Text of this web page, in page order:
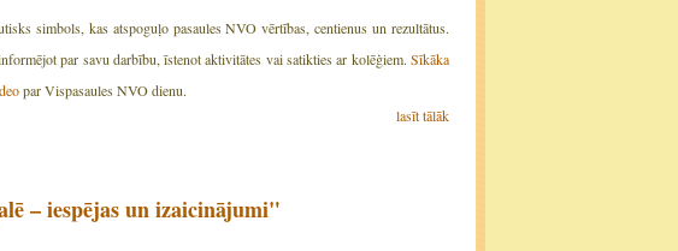
simbols, kas atspoguļo pasaules NVO vērtības, centienus un rezultātus.
par savu darbību, īstenot aktivitātes vai satikties ar kolēģiem. Sīkāka
par Vispasaules NVO dienu.
lasīt tālāk
– iespējas un izaicinājumi"